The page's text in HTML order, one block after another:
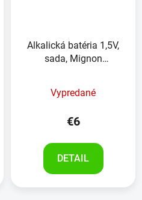
Alkalická batéria 1,5V,
sada, Mignon
Vypredané
€6
DETAIL